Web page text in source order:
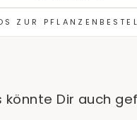
ZUR
könnte Dir auch